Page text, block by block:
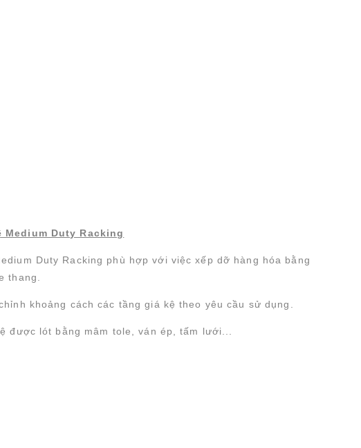
Medium Duty Racking
Duty Racking phù hợp với việc xếp dỡ hàng hóa bằng
thang.
khoảng cách các tầng giá kệ theo yêu cầu sử dụng.
được lót bằng mâm tole, ván ép, tấm lưới...